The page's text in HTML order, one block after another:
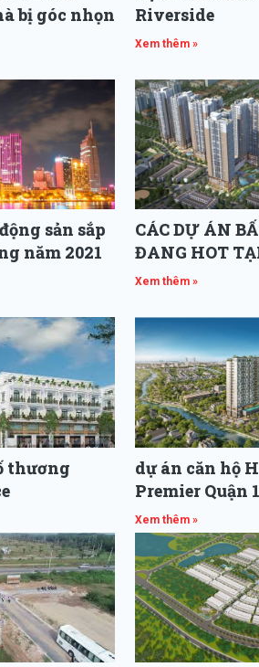
bị góc nhọn
Riverside
Xem thêm »
sản sắp
năm 2021
CÁC DỰ ÁN
ĐANG HOT
Xem thêm »
thương
dự án căn hộ
Premier Quận
Xem thêm »